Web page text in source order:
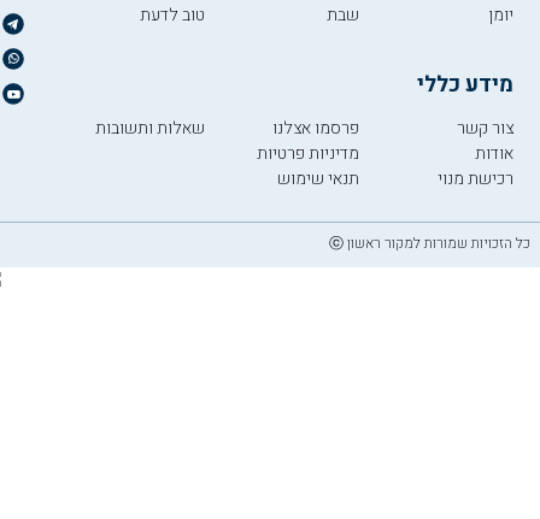
יומן
שבת
טוב לדעת
מידע כללי
צור קשר
אודות
רכישת מנוי
פרסמו אצלנו
מדיניות פרטיות
תנאי שימוש
שאלות ותשובות
כל הזכויות שמורות למקור ראשון ⓒ